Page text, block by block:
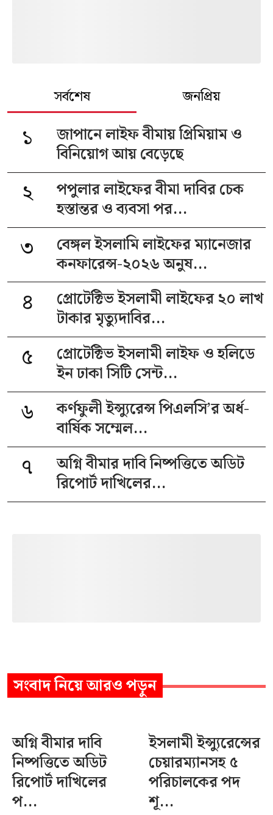
সর্বশেষ জনপ্রিয়
১
জাপানে লাইফ বীমায় প্রিমিয়াম ও
বিনিয়োগ আয় বেড়েছে
২
পপুলার লাইফের বীমা দাবির চেক
হস্তান্তর ও ব্যবসা পর...
৩
বেঙ্গল ইসলামি লাইফের ম্যানেজার
কনফারেন্স-২০২৬ অনুষ...
৪
প্রোটেক্টিভ ইসলামী লাইফের ২০ লাখ
টাকার মৃত্যুদাবির...
৫
প্রোটেক্টিভ ইসলামী লাইফ ও হলিডে
ইন ঢাকা সিটি সেন্ট...
৬
কর্ণফুলী ইন্স্যুরেন্স পিএলসি’র অর্ধ-
বার্ষিক সম্মেল...
৭
অগ্নি বীমার দাবি নিষ্পত্তিতে অডিট
রিপোর্ট দাখিলের...
সংবাদনিয়ে আরও পড়ুন
অগ্নি বীমার দাবি
নিষ্পত্তিতে অডিট
রিপোর্ট দাখিলের
প...
ইসলামী ইন্স্যুরেন্সের
চেয়ারম্যানসহ ৫
পরিচালকের পদ
শূ...